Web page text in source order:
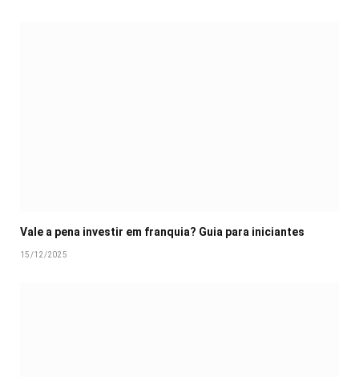
Vale a pena investir em franquia? Guia para iniciantes
15/12/2025